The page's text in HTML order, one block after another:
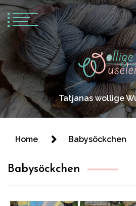
Tatjanas wollige
Home Babysöckchen
Babysöckchen